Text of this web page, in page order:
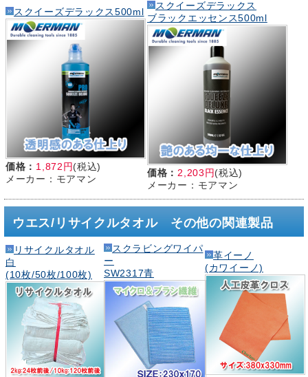
スクイーズデラックス500ml
価格： 1,872円(税込)
メーカー：モアマン
スクイーズデラックス
ブラックエッセンス500ml
価格： 2,203円(税込)
メーカー：モアマン
ウエス/リサイクルタオル その他の関連製品
リサイクルタオル
白
(10枚/50枚/100枚)
スクラビングワイパ
ー
SW2317青
革イーノ
(カワイーノ)